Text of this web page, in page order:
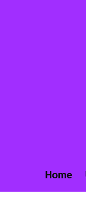
Home